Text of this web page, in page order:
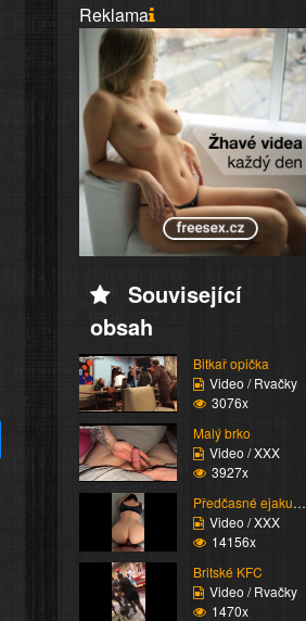
Reklama
Související
obsah
Bitkař opička
Video / Rvačky
3076x
Malý brko
Video / XXX
3927x
Předčasné ejakulace (k...
Video / XXX
14156x
Britské KFC
Video / Rvačky
1470x